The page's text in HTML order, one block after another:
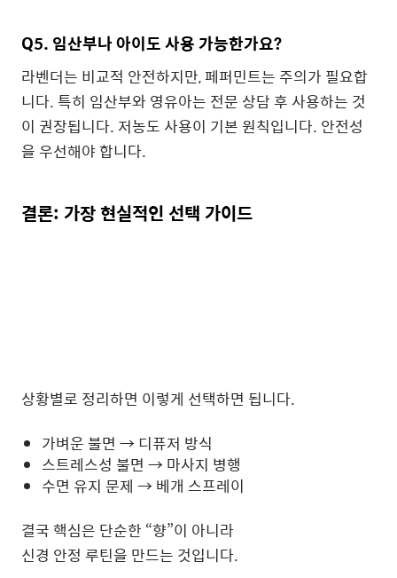
Q5. 임산부나 아이도 사용 가능한가요?
라벤더는 비교적 안전하지만, 페퍼민트는 주의가 필요합
니다. 특히 임산부와 영유아는 전문 상담 후 사용하는 것
이 권장됩니다. 저농도 사용이 기본 원칙입니다. 안전성
을 우선해야 합니다.
결론: 가장 현실적인 선택 가이드
상황별로 정리하면 이렇게 선택하면 됩니다.
가벼운 불면 → 디퓨저 방식
스트레스성 불면 → 마사지 병행
수면 유지 문제 → 베개 스프레이
결국 핵심은 단순한 “향”이 아니라
신경 안정 루틴을 만드는 것입니다.